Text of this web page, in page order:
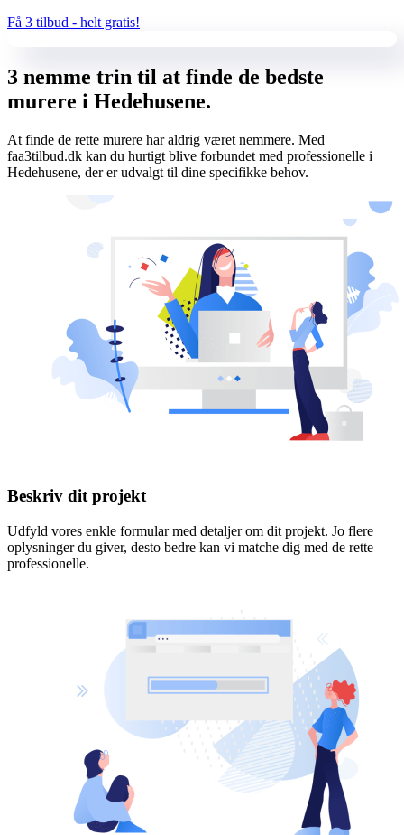
Få 3 tilbud - helt gratis!
3 nemme trin til at finde de bedste
murere i Hedehusene.
At finde de rette murere har aldrig været nemmere. Med
faa3tilbud.dk kan du hurtigt blive forbundet med professionelle i
Hedehusene, der er udvalgt til dine specifikke behov.
Beskriv dit projekt
Udfyld vores enkle formular med detaljer om dit projekt. Jo flere
oplysninger du giver, desto bedre kan vi matche dig med de rette
professionelle.